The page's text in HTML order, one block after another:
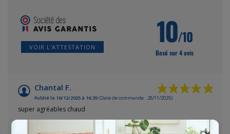
VOIR L'ATTESTATION 10/10
Basé sur 4 avis
Chantal F.
Publié le 16/12/2025 à 16:35(Date de commande : 28/11/2025)
super agréables chaud